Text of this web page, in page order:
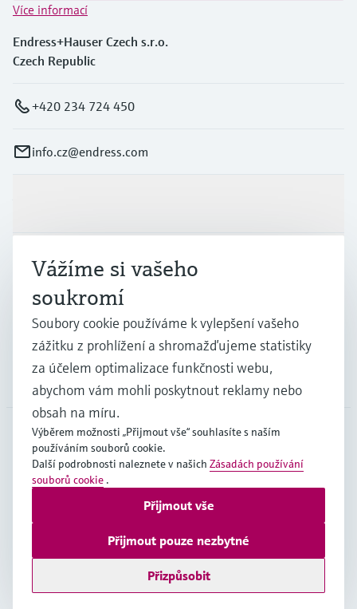
Více informací
Endress+Hauser Czech s.r.o.
Czech Republic
+420 234 724 450
info.cz@endress.com
Průmysl
Podpora
Společnost
CZE•čeština
Copyright © Endress+Hauser Group Services AG
Podmínky používání
Ochrana dat
Všeobecné obchodní podmínky
Vážíme si vašeho
soukromí
Soubory cookie používáme k vylepšení vašeho
zážitku z prohlížení a shromažďujeme statistiky
za účelem optimalizace funkčnosti webu,
abychom vám mohli poskytnout reklamy nebo
obsah na míru.
Výběrem možnosti „Přijmout vše“ souhlasíte s naším
používáním souborů cookie.
Další podrobnosti naleznete v našich Zásadách používání
souborů cookie .
Přizpůsobit
Přijmout pouze nezbytné
Přijmout vše